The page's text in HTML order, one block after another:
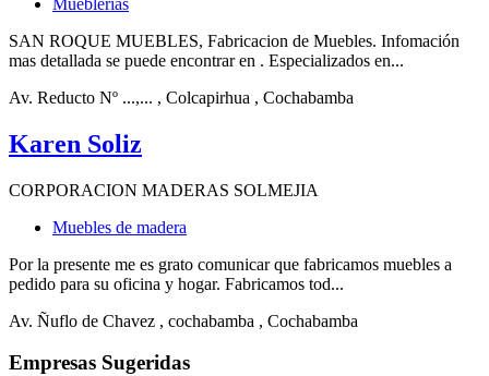
SAN ROQUE MUEBLES, Fabricacion de Muebles. Infomación
mas detallada se puede encontrar en . Especializados en...
Av. Reducto Nº ...,... , Colcapirhua , Cochabamba
Karen Soliz
CORPORACION MADERAS SOLMEJIA
Muebles de madera
Por la presente me es grato comunicar que fabricamos muebles a
pedido para su oficina y hogar. Fabricamos tod...
Av. Ñuflo de Chavez , cochabamba , Cochabamba
Empresas Sugeridas